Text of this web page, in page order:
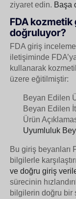
ziyaret edin. Başa
FDA kozmetik
doğruluyor?
FDA giriş
iletişiminde
kullanarak
üzere eğitilmiştir:
Beyan Edilen
Beyan Edilen
Ürün
Uyumluluk
Bu giriş beyanları
bilgilerle
ve doğru giriş
sürecinin
bilgilerin doğru bir